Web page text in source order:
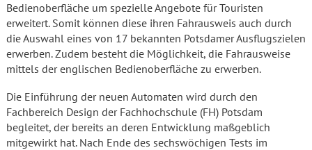
Bedienoberfläche um spezielle Angebote für Touristen
erweitert. Somit können diese ihren Fahrausweis auch durch
die Auswahl eines von 17 bekannten Potsdamer Ausflugszielen
erwerben. Zudem besteht die Möglichkeit, die Fahrausweise
mittels der englischen Bedienoberfläche zu erwerben.
Die Einführung der neuen Automaten wird durch den
Fachbereich Design der Fachhochschule (FH) Potsdam
begleitet, der bereits an deren Entwicklung maßgeblich
mitgewirkt hat. Nach Ende des sechswöchigen Tests im